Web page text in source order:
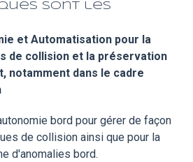
sont les
et Automatisation pour la
de collision et la préservation
notamment dans le cadre
bord pour gérer de façon
de collision ainsi que pour la
d'anomalies bord.